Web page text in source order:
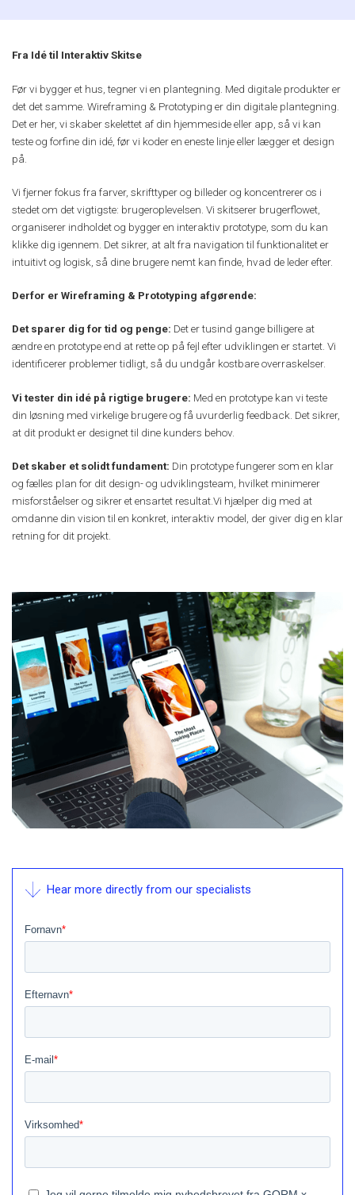
Fra Idé til Interaktiv Skitse
Før vi bygger et hus, tegner vi en plantegning. Med digitale produkter er
det det samme. Wireframing & Prototyping er din digitale plantegning.
Det er her, vi skaber skelettet af din hjemmeside eller app, så vi kan
teste og forfine din idé, før vi koder en eneste linje eller lægger et design
på.
Vi fjerner fokus fra farver, skrifttyper og billeder og koncentrerer os i
stedet om det vigtigste: brugeroplevelsen. Vi skitserer brugerflowet,
organiserer indholdet og bygger en interaktiv prototype, som du kan
klikke dig igennem. Det sikrer, at alt fra navigation til funktionalitet er
intuitivt og logisk, så dine brugere nemt kan finde, hvad de leder efter.
Derfor er Wireframing & Prototyping afgørende:
Det sparer dig for tid og penge: Det er tusind gange billigere at
ændre en prototype end at rette op på fejl efter udviklingen er startet. Vi
identificerer problemer tidligt, så du undgår kostbare overraskelser.
Vi tester din idé på rigtige brugere: Med en prototype kan vi teste
din løsning med virkelige brugere og få uvurderlig feedback. Det sikrer,
at dit produkt er designet til dine kunders behov.
Det skaber et solidt fundament: Din prototype fungerer som en klar
og fælles plan for dit design- og udviklingsteam, hvilket minimerer
misforståelser og sikrer et ensartet resultat.Vi hjælper dig med at
omdanne din vision til en konkret, interaktiv model, der giver dig en klar
retning for dit projekt.
Hear more directly from our specialists